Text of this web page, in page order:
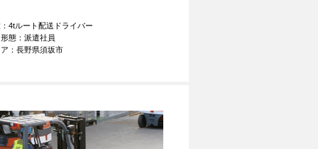
4tルート配送ドライバー
態：派遣社員
：長野県須坂市